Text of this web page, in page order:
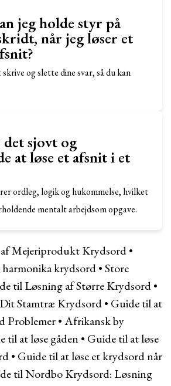
jeg holde styr på
når jeg løser et
og slette dine svar, så du kan
sjovt og
at løse et afsnit i et
ordleg, logik og hukommelse, hvilket
mentalt arbejdsom opgave.
Mejeriprodukt Krydsord•
krydsord•Store
til Løsning af Større Krydsord•
Stamtræ Krydsord• Guide til at
Problemer•Afrikansk by
til at løse gåden • Guide til at løse
• Guide til at løse et krydsord når
til Nordbo Krydsord: Løsning